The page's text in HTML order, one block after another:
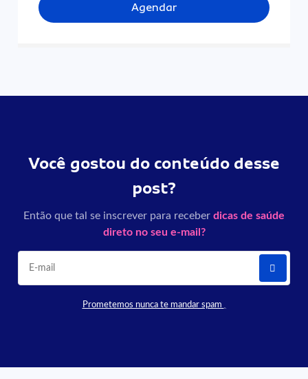
Agendar
Você gostou do conteúdo desse
post?
Então que tal se inscrever para receber dicas de saúde
direto no seu e-mail?
Prometemos nunca te mandar spam